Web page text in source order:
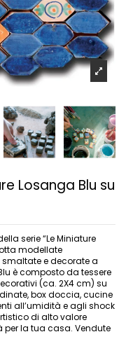
Losanga Blu su
serie “Le Miniature
modellate
smaltate e decorate a
è composto da tessere
(ca. 2X4 cm) su
box doccia, cucine
all’umidità e agli shock
di alto valore
per la tua casa. Vendute